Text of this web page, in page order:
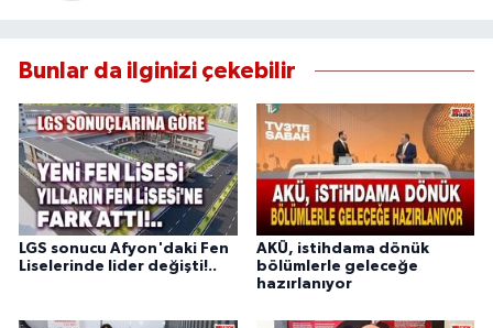
Bunlar da ilginizi çekebilir
LGS sonucu Afyon'daki Fen
Liselerinde lider değişti!..
AKÜ, istihdama dönük
bölümlerle geleceğe
hazırlanıyor